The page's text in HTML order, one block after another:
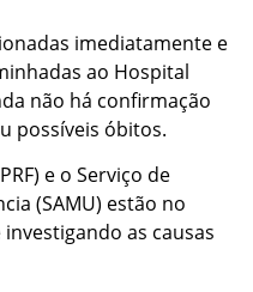
imediatamente e
ao Hospital
não há confirmação
possíveis óbitos.
e o Serviço de
(SAMU) estão no
as causas